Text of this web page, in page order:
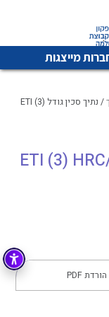
מייצגות
לכל מוצרי היצרן
לכל מוצרי היצרן
/ נתיך סכין גודל ETI (3)
הורדת PDF